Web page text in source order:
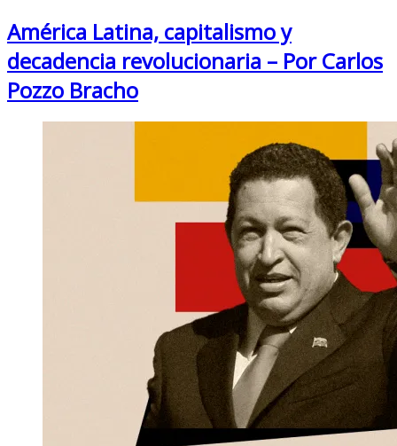
América Latina, capitalismo y
decadencia revolucionaria – Por Carlos
Pozzo Bracho